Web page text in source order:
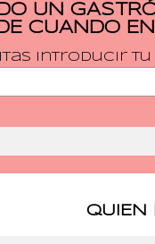
UN
CUANDO
introducir
QUIEN